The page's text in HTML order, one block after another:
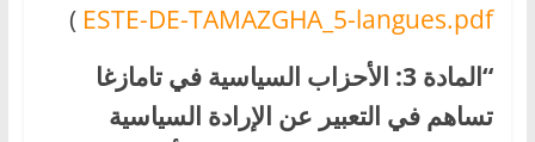
ESTE-DE-TAMAZGHA_5-langues.pdf
)
“المادة 3: الأحزاب السياسية في تامازغا
تساهم في التعبير عن الإرادة السياسية